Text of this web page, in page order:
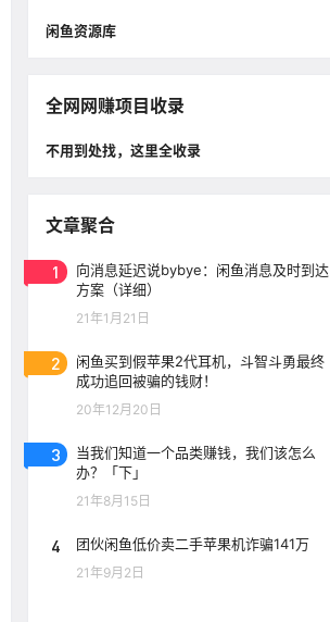
闲鱼资源库
全网网赚项目收录
不用到处找，这里全收录
文章聚合
1
向消息延迟说bybye：闲鱼消息及时到达
方案（详细）
21年1月21日
2
闲鱼买到假苹果2代耳机，斗智斗勇最终
成功追回被骗的钱财！
20年12月20日
3
当我们知道一个品类赚钱，我们该怎么
办？「下」
21年8月15日
4 团伙闲鱼低价卖二手苹果机诈骗141万
21年9月2日